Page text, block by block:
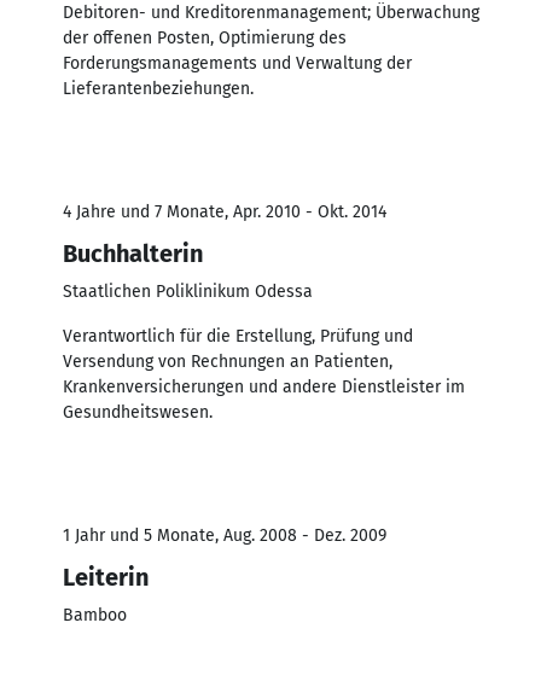
Debitoren- und Kreditorenmanagement; Überwachung
der offenen Posten, Optimierung des
Forderungsmanagements und Verwaltung der
Lieferantenbeziehungen.
4 Jahre und 7 Monate, Apr. 2010 - Okt. 2014
Buchhalterin
Staatlichen Poliklinikum Odessa
Verantwortlich für die Erstellung, Prüfung und
Versendung von Rechnungen an Patienten,
Krankenversicherungen und andere Dienstleister im
Gesundheitswesen.
1 Jahr und 5 Monate, Aug. 2008 - Dez. 2009
Leiterin
Bamboo